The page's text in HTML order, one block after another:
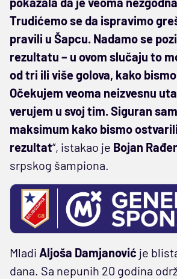
Trudićemo se da ispravimo
pravili u Šapcu. Nadamo se
rezultatu – u ovom slučaju to
od tri ili više golova, kako
Očekujem veoma neizvesnu
verujem u svoj tim. Siguran
maksimum kako bismo
rezultat“, istakao je Bojan
srpskog šampiona.
Mladi Aljoša Damjanović je
dana. Sa nepunih 20 godina